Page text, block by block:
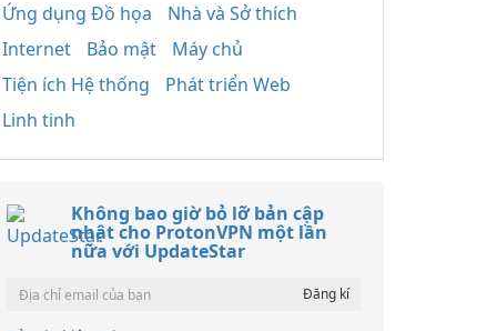
Ứng dụng Đồ họa
Nhà và Sở thích
Internet
Bảo mật
Máy chủ
Tiện ích Hệ thống
Phát triển Web
Linh tinh
Không bao giờ bỏ lỡ bản cập
nhật cho ProtonVPN một lần
nữa với UpdateStar